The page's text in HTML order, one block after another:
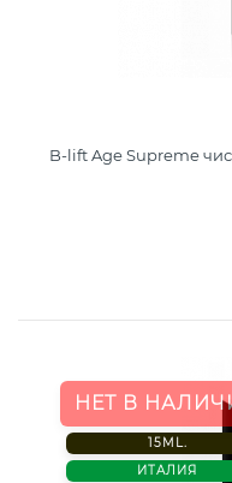
B-lift Age Supreme
НЕТ В
15ML.
ИТАЛИЯ